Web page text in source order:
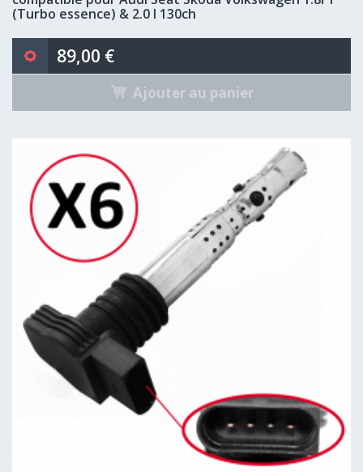
(Turbo essence) & 2.0 l 130ch
89,00 €
Ajouter au panier